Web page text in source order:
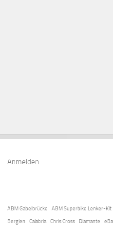
Anmelden
ABM Gabelbrücke ABM Superbike Lenker-Kit
Berglen
Calabria Chris Cross Diamante